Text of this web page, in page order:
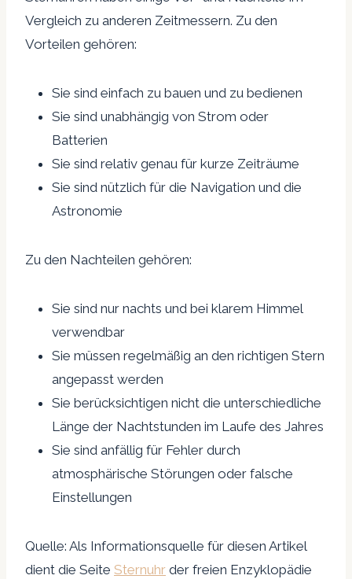
Vergleich zu anderen Zeitmessern. Zu den
Vorteilen gehören:
Sie sind einfach zu bauen und zu bedienen
Sie sind unabhängig von Strom oder
Batterien
Sie sind relativ genau für kurze Zeiträume
Sie sind nützlich für die Navigation und die
Astronomie
Zu den Nachteilen gehören:
Sie sind nur nachts und bei klarem Himmel
verwendbar
Sie müssen regelmäßig an den richtigen Stern
angepasst werden
Sie berücksichtigen nicht die unterschiedliche
Länge der Nachtstunden im Laufe des Jahres
Sie sind anfällig für Fehler durch
atmosphärische Störungen oder falsche
Einstellungen
Quelle: Als Informationsquelle für diesen Artikel
dient die Seite Sternuhr der freien Enzyklopädie